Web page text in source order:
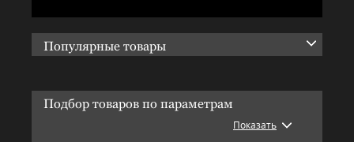
Популярные товары
Подбор товаров по параметрам
Показать